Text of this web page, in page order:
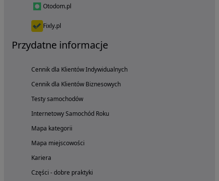
Otodom.pl
Fixly.pl
Przydatne informacje
Cennik dla Klientów Indywidualnych
Cennik dla Klientów Biznesowych
Testy samochodów
Internetowy Samochód Roku
Mapa kategorii
Mapa miejscowości
Kariera
Części - dobre praktyki